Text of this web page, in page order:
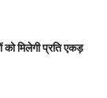
मिलेगी प्रति एकड़